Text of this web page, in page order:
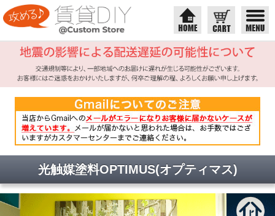
光触媒塗料OPTIMUS(オプティマス)